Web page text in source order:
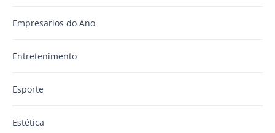
Empresarios do Ano
Entretenimento
Esporte
Estética